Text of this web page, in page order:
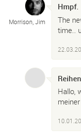
Morrison, Jim
Hmpf.
The
time..
Hallo,